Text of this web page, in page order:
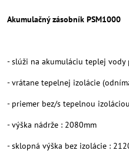
Akumulačný zásobník PSM1000
- slúži na akumuláciu teplej vody
- vrátane tepelnej izolácie
- priemer bez/s tepelnou
- výška nádrže : 2080mm
- sklopná výška bez izolácie :